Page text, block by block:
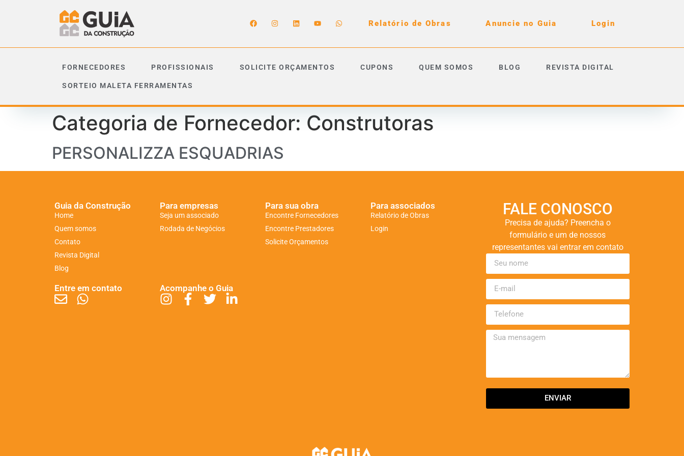
Relatório de Obras Anuncie no Guia Login
FORNECEDORES PROFISSIONAIS SOLICITE ORÇAMENTOS CUPONS QUEM SOMOS BLOG REVISTA DIGITAL
SORTEIO MALETA FERRAMENTAS
Categoria de Fornecedor: Construtoras
PERSONALIZZA ESQUADRIAS
Guia da Construção
Home
Quem somos
Contato
Revista Digital
Blog
Para empresas
Seja um associado
Rodada de Negócios
Para sua obra
Encontre Fornecedores
Encontre Prestadores
Solicite Orçamentos
Para associados
Relatório de Obras
Login
Entre em contato Acompanhe o Guia
FALE CONOSCO
Precisa de ajuda? Preencha o
formulário e um de nossos
representantes vai entrar em contato
ENVIAR